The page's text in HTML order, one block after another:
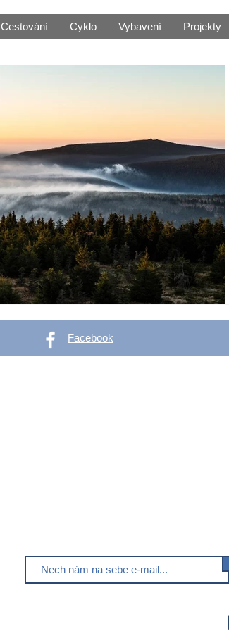
Cestování Cyklo Vybavení Projekty
Facebook